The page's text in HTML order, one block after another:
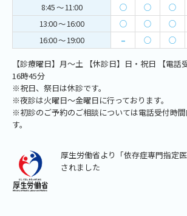
8:45 ～ 11:00
○ ○ ○
13:00 ～ 16:00
○ ○ ○
16:00 ～ 19:00
– ○ ○
【診療曜日】月～土 【休診日】日・祝日 【電話
16時45分
※祝日、祭日は休診です。
※夜診は火曜日～金曜日に行っております。
※初診のご予約のご相談については電話受付時
す。
厚生労働省より「依存症専門指定
されました